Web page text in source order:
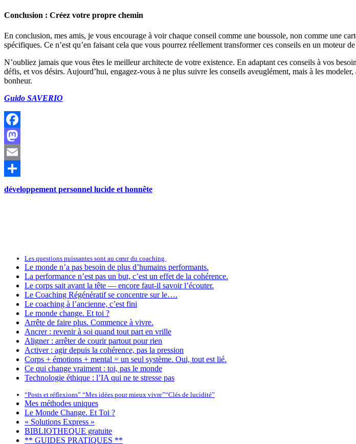
Conclusion : Créez votre propre chemin
En conclusion, mes amis, je vous encourage à voir chaque conseil comme une boussole, non comme une
spécifiques. Ce n’est qu’en faisant cela que vous pourrez réellement transformer ces conseils en un moteur
N’oubliez jamais que vous êtes le meilleur architecte de votre existence. En adaptant ces conseils à vos
défis, et vos désirs. Aujourd’hui, engagez-vous à ne plus suivre les conseils aveuglément, mais à les
bonheur.
Guido SAVERIO
Facebook
Mastodon
Email
Share
développement personnel lucide et honnête
Les questions puissantes sont au cœur du coaching
Le monde n’a pas besoin de plus d’humains performants.
La performance n’est pas un but, c’est un effet de la cohérence.
Le corps sait avant la tête — encore faut-il savoir l’écouter.
Le Coaching Régénératif se concentre sur le….
Le coaching à l’ancienne, c’est fini
Le monde change. Et toi ?
Arrête de faire plus. Commence à vivre.
Ancrer : revenir à soi quand tout part en vrille
Aligner : arrêter de courir partout pour rien
Activer : agir depuis la cohérence, pas la pression
Corps + émotions + mental = un seul système. Oui, tout est lié.
Ce qui change vraiment : toi, pas le monde
Technologie éthique : l’IA qui ne te stresse pas
“Posts et réflexions” “Mes idées pour mieux vivre”“Clés de lucidité”
Mes méthodes uniques
Le Monde Change. Et Toi ?
« Solutions Express »
BIBLIOTHEQUE gratuite
** GUIDES PRATIQUES **